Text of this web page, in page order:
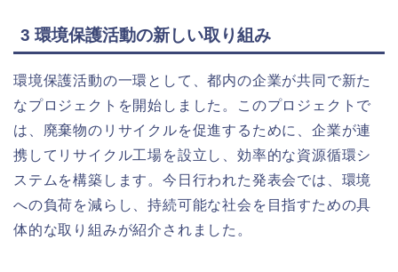
3 環境保護活動の新しい取り組み
環境保護活動の一環として、都内の企業が共同で新た
なプロジェクトを開始しました。このプロジェクトで
は、廃棄物のリサイクルを促進するために、企業が連
携してリサイクル工場を設立し、効率的な資源循環シ
ステムを構築します。今日行われた発表会では、環境
への負荷を減らし、持続可能な社会を目指すための具
体的な取り組みが紹介されました。